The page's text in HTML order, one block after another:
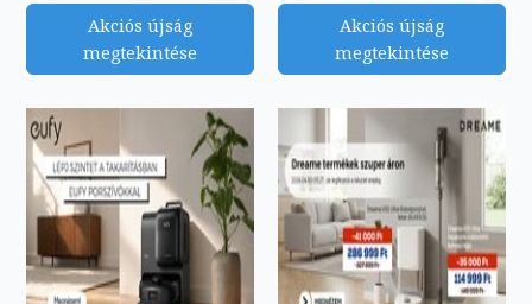
Akciós újság
megtekintése
Akciós újság
megtekintése